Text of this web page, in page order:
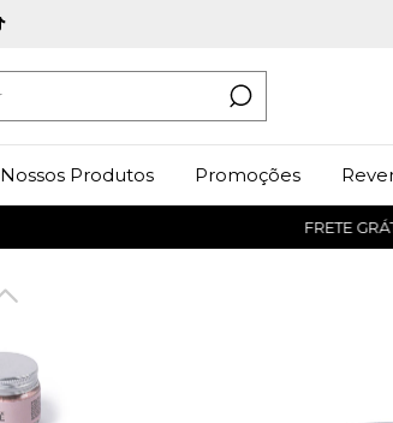
Nossos Produtos Promoções
FRETE